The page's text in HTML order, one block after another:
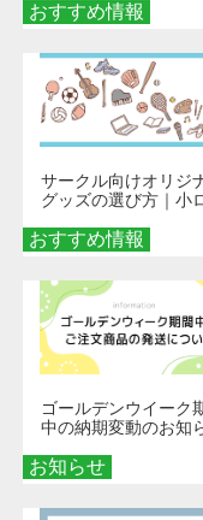
おすすめ情報
くなる巾着＆ポーチ
術
おすすめ情報
サークル向けオリジ
グッズの選び方｜小
める秘訣
お知らせ
ゴールデンウイーク
中の納期変動のお知